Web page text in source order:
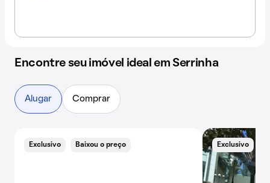
Encontre seu imóvel ideal em Serrinha
Exclusivo Baixou o preço Exclusivo
Alugar Comprar